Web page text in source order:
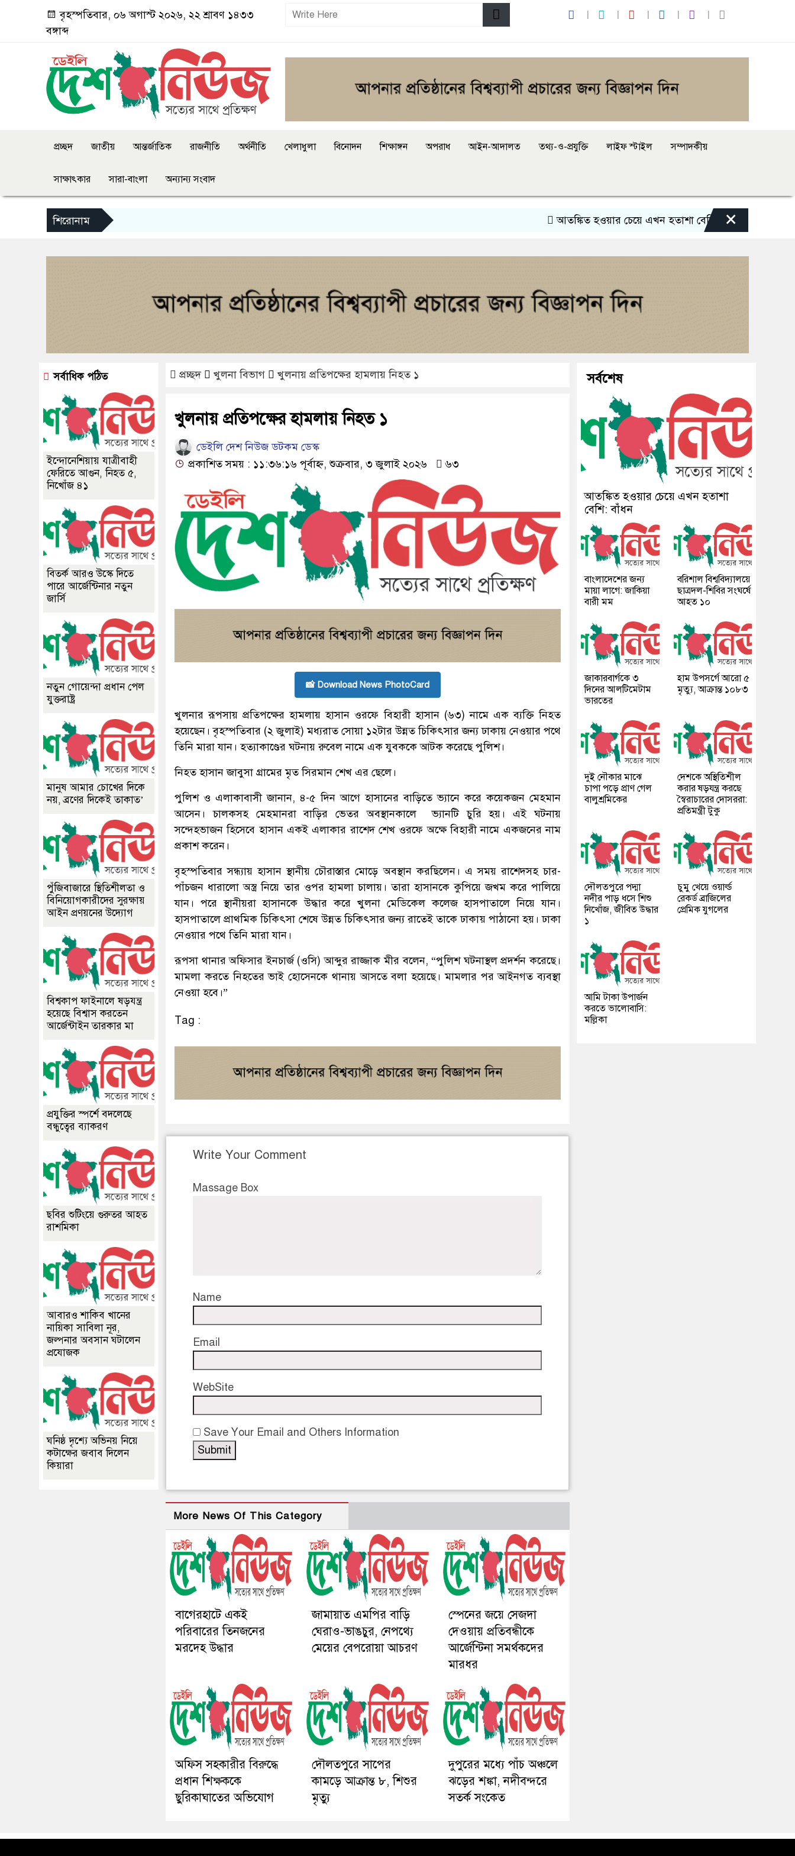
বৃহস্পতিবার, ০৬ অগাস্ট ২০২৬, ২২ শ্রাবণ ১৪৩৩
বঙ্গাব্দ
প্রচ্ছদ জাতীয় আন্তর্জাতিক রাজনীতি অর্থনীতি খেলাধুলা বিনোদন শিক্ষাঙ্গন অপরাধ আইন-আদালত তথ্য-ও-প্রযুক্তি লাইফ স্টাইল সম্পাদকীয়
সাক্ষাৎকার সারা-বাংলা অন্যান্য সংবাদ
শিরোনাম আতঙ্কিত হওয়ার চেয়ে এখন হতাশা বেশি: বাঁধন বাংলাদেশের
×
প্রচ্ছদ খুলনা বিভাগ খুলনায় প্রতিপক্ষের হামলায় নিহত ১
খুলনায় প্রতিপক্ষের হামলায় নিহত ১
ডেইলি দেশ নিউজ ডটকম ডেস্ক
প্রকাশিত সময় : ১১:৩৬:১৬ পূর্বাহ্ন, শুক্রবার, ৩ জুলাই ২০২৬
৬৩
📸 Download News PhotoCard
খুলনার রূপসায় প্রতিপক্ষের হামলায় হাসান ওরফে বিহারী হাসান (৬৩) নামে এক ব্যক্তি নিহত
হয়েছেন। বৃহস্পতিবার (২ জুলাই) মধ্যরাত সোয়া ১২টার উন্নত চিকিৎসার জন্য ঢাকায় নেওয়ার পথে
তিনি মারা যান। হত্যাকাণ্ডের ঘটনায় রুবেল নামে এক যুবককে আটক করেছে পুলিশ।
নিহত হাসান জাবুসা গ্রামের মৃত সিরমান শেখ এর ছেলে।
পুলিশ ও এলাকাবাসী জানান, ৪-৫ দিন আগে হাসানের বাড়িতে ভ্যানে করে কয়েকজন মেহমান
আসেন। চালকসহ মেহমানরা বাড়ির ভেতর অবস্থানকালে ভ্যানটি চুরি হয়। এই ঘটনায়
সন্দেহভাজন হিসেবে হাসান একই এলাকার রাশেদ শেখ ওরফে অক্ষে বিহারী নামে একজনের নাম
প্রকাশ করেন।
বৃহস্পতিবার সন্ধ্যায় হাসান স্থানীয় চৌরাস্তার মোড়ে অবস্থান করছিলেন। এ সময় রাশেদসহ চার-
পাঁচজন ধারালো অস্ত্র নিয়ে তার ওপর হামলা চালায়। তারা হাসানকে কুপিয়ে জখম করে পালিয়ে
যান। পরে স্থানীয়রা হাসানকে উদ্ধার করে খুলনা মেডিকেল কলেজ হাসপাতালে নিয়ে যান।
হাসপাতালে প্রাথমিক চিকিৎসা শেষে উন্নত চিকিৎসার জন্য রাতেই তাকে ঢাকায় পাঠানো হয়। ঢাকা
নেওয়ার পথে তিনি মারা যান।
রূপসা থানার অফিসার ইনচার্জ (ওসি) আব্দুর রাজ্জাক মীর বলেন, “পুলিশ ঘটনাস্থল প্রদর্শন করেছে।
মামলা করতে নিহতের ভাই হোসেনকে থানায় আসতে বলা হয়েছে। মামলার পর আইনগত ব্যবস্থা
নেওয়া হবে।”
Tag :
Write Your Comment
Massage Box
Name
Email
WebSite
Save Your Email and Others Information
More News Of This Category
বাগেরহাটে একই
পরিবারের তিনজনের
মরদেহ উদ্ধার
জামায়াত এমপির বাড়ি
ঘেরাও-ভাঙচুর, নেপথ্যে
মেয়ের বেপরোয়া আচরণ
স্পেনের জয়ে সেজদা
দেওয়ায় প্রতিবন্ধীকে
আর্জেন্টিনা সমর্থকদের
মারধর
অফিস সহকারীর বিরুদ্ধে
প্রধান শিক্ষককে
ছুরিকাঘাতের অভিযোগ
দৌলতপুরে সাপের
কামড়ে আক্রান্ত ৮, শিশুর
মৃত্যু
দুপুরের মধ্যে পাঁচ অঞ্চলে
ঝড়ের শঙ্কা, নদীবন্দরে
সতর্ক সংকেত
সর্বাধিক পঠিত
ইন্দোনেশিয়ায় যাত্রীবাহী
ফেরিতে আগুন, নিহত ৫,
নিখোঁজ ৪১
বিতর্ক আরও উস্কে দিতে
পারে আর্জেন্টিনার নতুন
জার্সি
নতুন গোয়েন্দা প্রধান পেল
যুক্তরাষ্ট্র
মানুষ আমার চোখের দিকে
নয়, ব্রণের দিকেই তাকাত’
পুঁজিবাজারে স্থিতিশীলতা ও
বিনিয়োগকারীদের সুরক্ষায়
আইন প্রণয়নের উদ্যোগ
বিশ্বকাপ ফাইনালে ষড়যন্ত্র
হয়েছে বিশ্বাস করতেন
আর্জেন্টাইন তারকার মা
প্রযুক্তির স্পর্শে বদলেছে
বন্ধুত্বের ব্যাকরণ
ছবির শুটিংয়ে গুরুতর আহত
রাশমিকা
আবারও শাকিব খানের
নায়িকা সাবিলা নূর,
জল্পনার অবসান ঘটালেন
প্রযোজক
ঘনিষ্ঠ দৃশ্যে অভিনয় নিয়ে
কটাক্ষের জবাব দিলেন
কিয়ারা
সর্বশেষ
আতঙ্কিত হওয়ার চেয়ে এখন হতাশা
বেশি: বাঁধন
বাংলাদেশের জন্য
মায়া লাগে: জাকিয়া
বারী মম
বরিশাল বিশ্ববিদ্যালয়ে
ছাত্রদল-শিবির সংঘর্ষে
আহত ১০
জাকারবার্গকে ৩
দিনের আলটিমেটাম
ভারতের
হাম উপসর্গে আরো ৫
মৃত্যু, আক্রান্ত ১০৮৩
দুই নৌকার মাঝে
চাপা পড়ে প্রাণ গেল
বালুশ্রমিকের
দেশকে অস্থিতিশীল
করার ষড়যন্ত্র করছে
স্বৈরাচারের দোসররা:
প্রতিমন্ত্রী টুকু
দৌলতপুরে পদ্মা
নদীর পাড় ধসে শিশু
নিখোঁজ, জীবিত উদ্ধার
১
চুমু খেয়ে ওয়ার্ল্ড
রেকর্ড ব্রাজিলের
প্রেমিক যুগলের
আমি টাকা উপার্জন
করতে ভালোবাসি:
মল্লিকা